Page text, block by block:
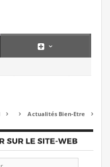
  Actualités Bien-Etre 